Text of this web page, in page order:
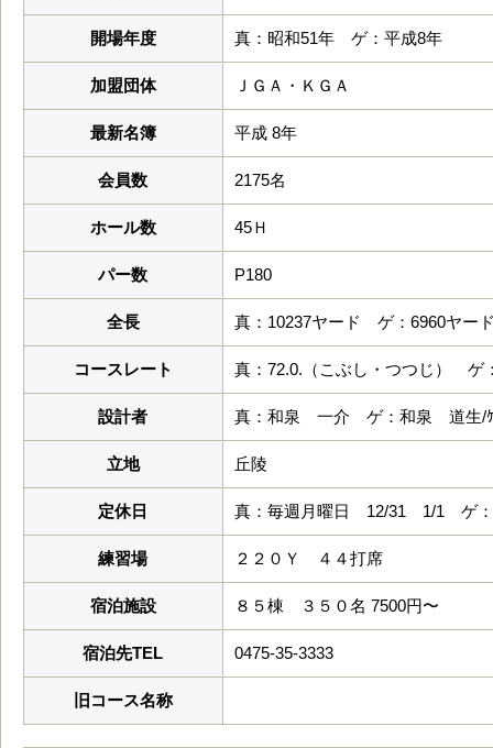
開場年度 真：昭和51年 ゲ：平成8年
加盟団体 ＪＧＡ・ＫＧＡ
最新名簿 平成 8年
会員数 2175名
ホール数 45Ｈ
パー数 P180
全長 真：10237ヤード ゲ：6960ヤー
コースレート 真：72.0.（こぶし・つつじ） ゲ
設計者 真：和泉 一介 ゲ：和泉 道生/ｹ
立地 丘陵
定休日 真：毎週月曜日 12/31 1/1 ゲ
練習場 ２２０Ｙ ４４打席
宿泊施設 ８５棟 ３５０名 7500円〜
宿泊先TEL 0475-35-3333
旧コース名称